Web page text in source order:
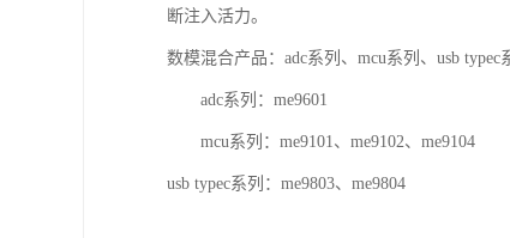
断注入活力。
数模混合产品：adc系列、mcu系列、usb typec
adc系列：me9601
mcu系列：me9101、me9102、me9104
usb typec系列：me9803、me9804